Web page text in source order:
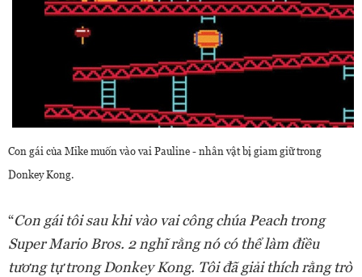
Con gái của Mike muốn vào vai Pauline - nhân vật bị giam giữ trong
Donkey Kong.
“Con gái tôi sau khi vào vai công chúa Peach trong
Super Mario Bros. 2 nghĩ rằng nó có thể làm điều
tương tự trong Donkey Kong. Tôi đã giải thích rằng trò